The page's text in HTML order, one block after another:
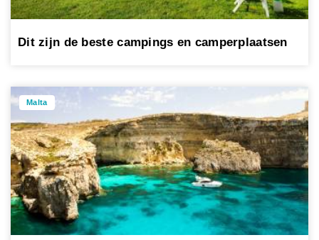
Dit zijn de beste campings en camperplaatsen
Malta